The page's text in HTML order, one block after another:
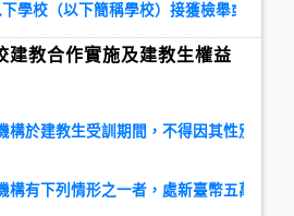
學校（以下簡稱學校）接獲檢舉或知悉
建教合作實施及建教生權益
構於建教生受訓期間，不得因其性別或
構有下列情形之一者，處新臺幣五萬元